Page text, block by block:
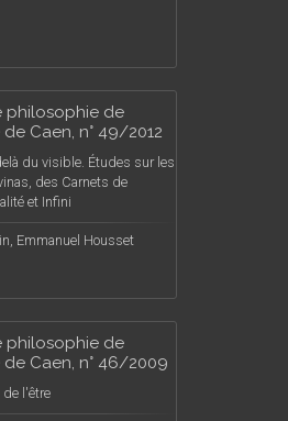
philosophie de
Caen, n° 49/2012
du visible. Études sur les
des Carnets de
et Infini
Emmanuel Housset
philosophie de
de Caen, n° 46/2009
l'être